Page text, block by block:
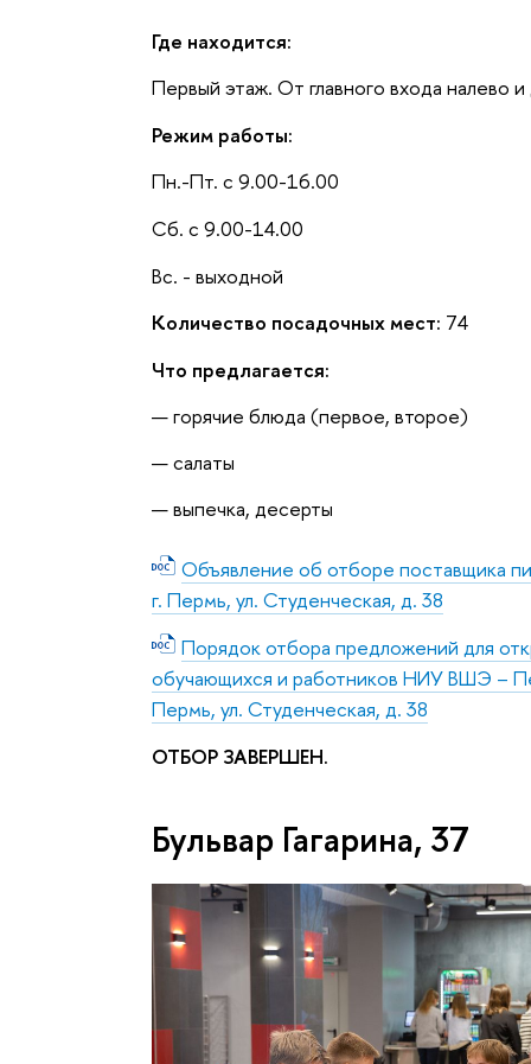
Где находится:
Первый этаж. От главного входа налево
Режим работы:
Пн.-Пт. с 9.00-16.00
Сб. с 9.00-14.00
Вс. - выходной
Количество посадочных мест: 74
Что предлагается:
горячие блюда (первое, второе)
салаты
выпечка, десерты
Объявление об отборе поставщика
г. Пермь, ул. Студенческая, д. 38
Порядок отбора предложений для
обучающихся и работников НИУ ВШЭ –
Пермь, ул. Студенческая, д. 38
ОТБОР ЗАВЕРШЕН.
Бульвар Гагарина, 37